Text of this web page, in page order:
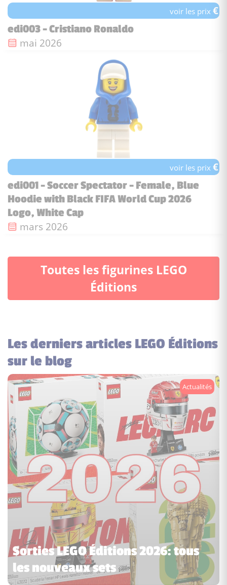
voir les prix€
edi003 - Cristiano Ronaldo
Date de sortie :
mai 2026
voir les prix€
edi001 - Soccer Spectator - Female, Blue
Hoodie with Black FIFA World Cup 2026
Logo, White Cap
Date de sortie :
mars 2026
Toutes les figurines LEGO
Éditions
Les derniers articles LEGO Éditions
sur le blog
Sorties LEGO Éditions 2026: tous
les nouveaux sets
Actualités